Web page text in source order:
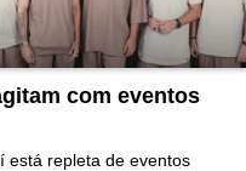
com eventos
está repleta de eventos